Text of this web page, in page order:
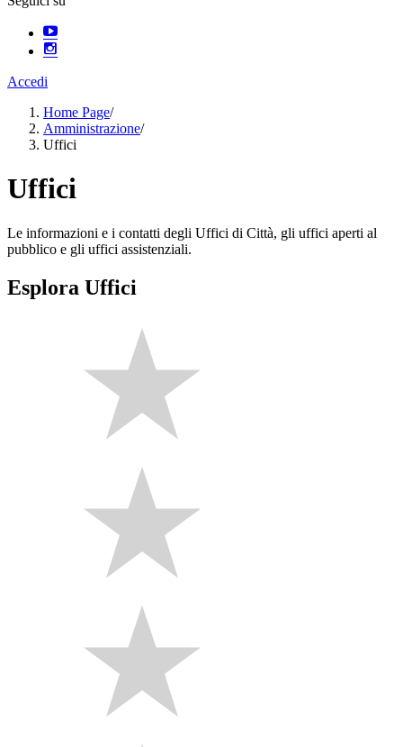
Accedi
Home Page/
Amministrazione/
Uffici
Uffici
Le informazioni e i contatti degli Uffici di Città, gli uffici aperti al
pubblico e gli uffici assistenziali.
Esplora Uffici